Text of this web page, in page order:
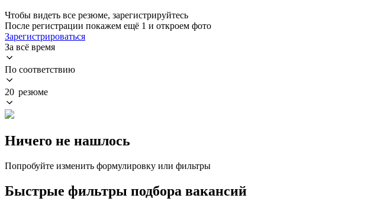
Чтобы видеть все резюме, зарегистрируйтесь
После регистрации покажем ещё 1 и откроем фото
Зарегистрироваться
За всё время
По соответствию
20 резюме
Ничего не нашлось
Попробуйте изменить формулировку или фильтры
Быстрые фильтры подбора вакансий